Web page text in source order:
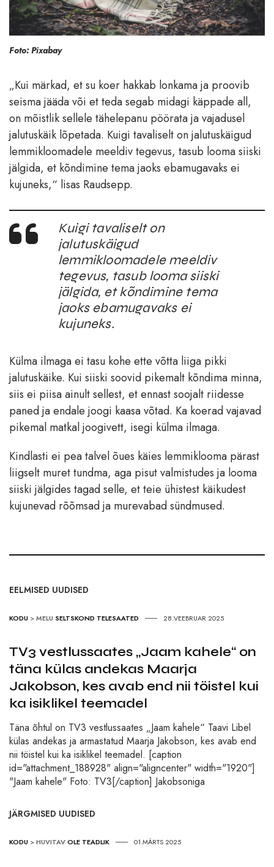
Foto: Pixabay
„Kui märkad, et su koer hakkab lonkama ja proovib
seisma jääda või et teda segab midagi käppade all,
on mõistlik sellele tähelepanu pöörata ja vajadusel
jalutuskäik lõpetada. Kuigi tavaliselt on jalutuskäigud
lemmikloomadele meeldiv tegevus, tasub looma siiski
jälgida, et kõndimine tema jaoks ebamugavaks ei
kujuneks,“ lisas Raudsepp.
Kuigi tavaliselt on
jalutuskäigud
lemmikloomadele meeldiv
tegevus, tasub looma siiski
jälgida, et kõndimine tema
jaoks ebamugavaks ei
kujuneks.
Külma ilmaga ei tasu kohe ette võtta liiga pikki
jalutuskäike. Kui siiski soovid pikemalt kõndima minna,
siis ei piisa ainult sellest, et ennast soojalt riidesse
paned ja endale joogi kaasa võtad. Ka koerad vajavad
pikemal matkal joogivett, isegi külma ilmaga.
Kindlasti ei pea talvel õues käies lemmiklooma pärast
liigselt muret tundma, aga pisut valmistudes ja looma
siiski jälgides tagad selle, et teie ühistest käikudest
kujunevad rõõmsad ja murevabad sündmused.
EELMISED UUDISED
KODU >MELU SELTSKOND TELESAATED 28.VEEBRUAR 2025
TV3 vestlussaates „Jaam kahele“ on
täna külas andekas Maarja
Jakobson, kes avab end nii töistel kui
ka isiklikel teemadel
Täna õhtul on TV3 vestlussaates „Jaam kahele“ Taavi Libel
külas andekas ja armastatud Maarja Jakobson, kes avab end
nii töistel kui ka isiklikel teemadel. [caption
id="attachment_188928" align="aligncenter" width="1920"]
"Jaam kahele" Foto: TV3[/caption] Jakobsoniga
JÄRGMISED UUDISED
KODU >HUVITAVOLE TEADLIK 01.MÄRTS 2025